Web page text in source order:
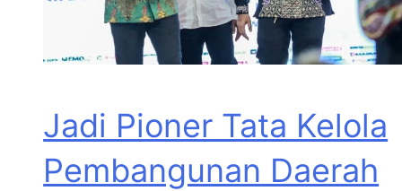
Jadi Pioner Tata Kelola
Pembangunan Daerah